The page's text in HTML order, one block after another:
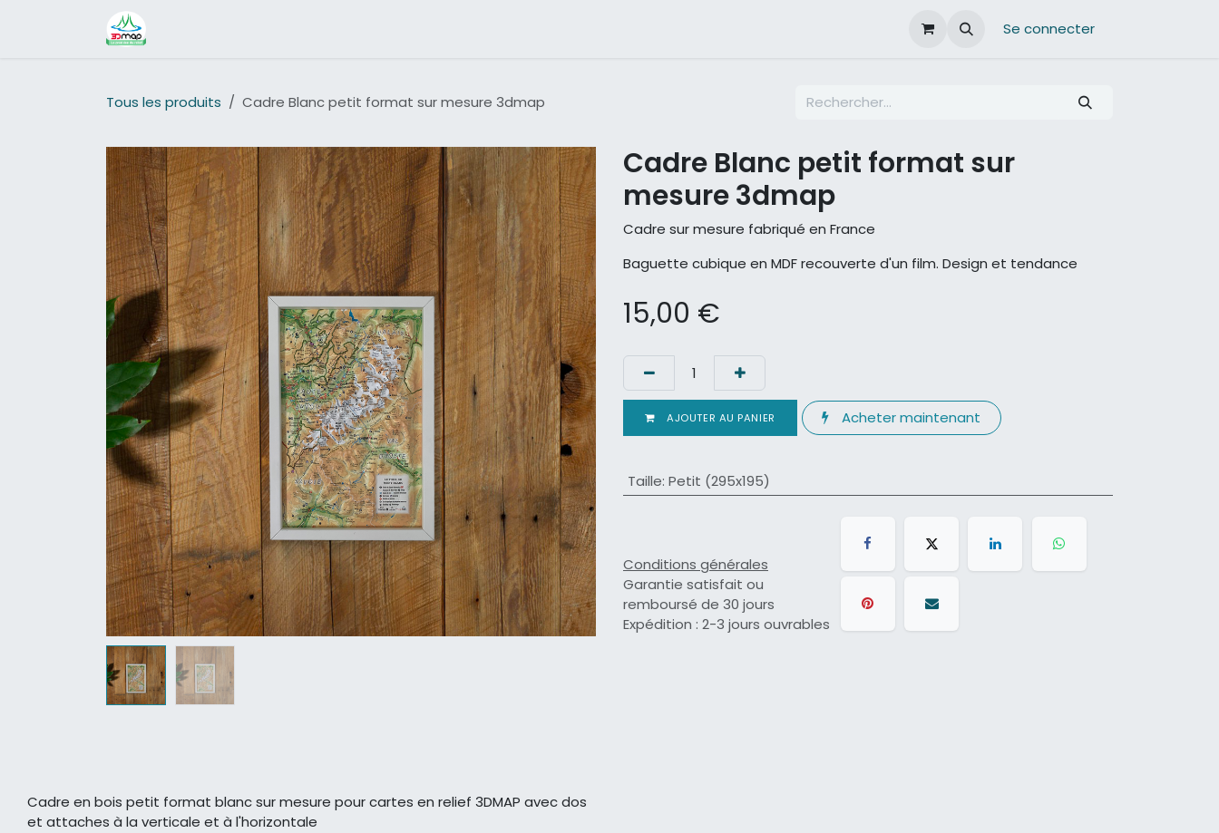
Se connecter
Tous les produits Cadre Blanc petit format sur mesure 3dmap
Cadre Blanc petit format sur
mesure 3dmap
Cadre sur mesure fabriqué en France
Baguette cubique en MDF recouverte d'un film. Design et tendance
15,00 €
AJOUTER AU PANIER Acheter maintenant
Taille: Petit (295x195)
Conditions générales
Garantie satisfait ou
remboursé de 30 jours
Expédition : 2-3 jours ouvrables
Cadre en bois petit format blanc sur mesure pour cartes en relief 3DMAP avec dos
et attaches à la verticale et à l'horizontale